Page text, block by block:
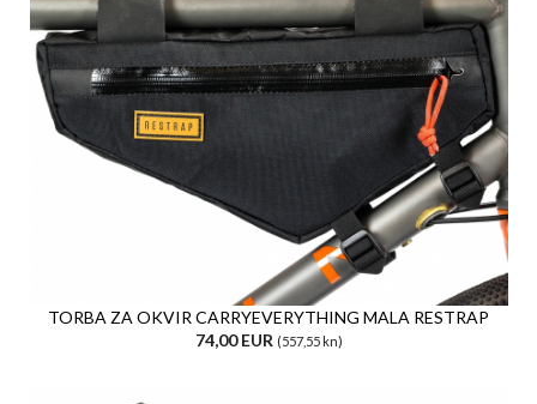
TORBA ZA OKVIR CARRYEVERYTHING MALA RESTRAP
74,00 EUR (557,55 kn)